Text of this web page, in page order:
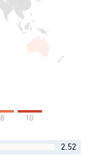
8 10
2.52